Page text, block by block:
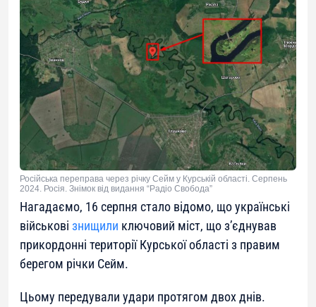
Російська переправа через річку Сейм у Курській області. Серпень
2024. Росія. Знімок від видання “Радіо Свобода”
Нагадаємо, 16 серпня стало відомо, що українські
військові знищили ключовий міст, що з’єднував
прикордонні території Курської області з правим
берегом річки Сейм.
Цьому передували удари протягом двох днів.